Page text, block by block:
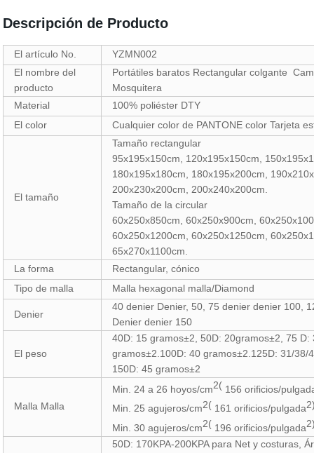
Descripción de Producto
El artículo No.
YZMN002
El nombre del
producto
Portátiles baratos Rectangular colgante
Mosquitera
Material
100% poliéster DTY
El color
Cualquier color de PANTONE color Tarjeta
El tamaño
Tamaño rectangular
95x195x150cm, 120x195x150cm,
180x195x180cm, 180x195x200cm,
200x230x200cm, 200x240x200cm.
Tamaño de la circular
60x250x850cm, 60x250x900cm,
60x250x1200cm, 60x250x1250cm,
65x270x1100cm.
La forma
Rectangular, cónico
Tipo de malla
Malla hexagonal malla/Diamond
Denier
40 denier Denier, 50, 75 denier denier 100,
Denier denier 150
El peso
40D: 15 gramos±2, 50D: 20gramos±2, 75 D:
gramos±2.100D: 40 gramos±2.125D: 31/38/
150D: 45 gramos±2
Malla Malla
Min. 24 a 26 hoyos/cm2( 156 orificios/
Min. 25 agujeros/cm2( 161 orificios/pulgada
Min. 30 agujeros/cm2( 196 orificios/pulgada
50D: 170KPA-200KPA para Net y costuras,